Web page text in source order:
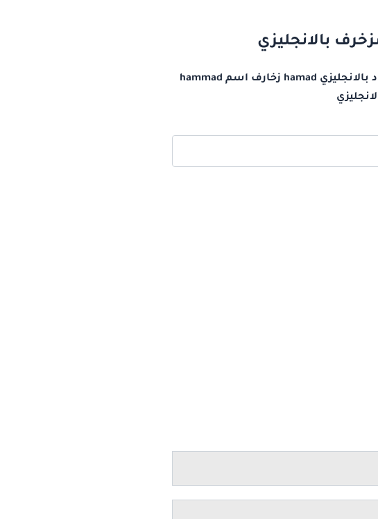
زخرفة اسم hamad بالانجليزي اسم حماد مزخرف بالانجليزي كيف أكتب اسم حماد بالانجليزي hamad زخارف اسم hammad